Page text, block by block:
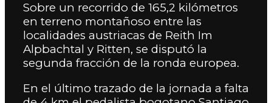
Sobre un recorrido de 165,2 kilómetros
en terreno montañoso entre las
localidades austriacas de Reith Im
Alpbachtal y Ritten, se disputó la
segunda fracción de la ronda europea.
En el último trazado de la jornada a falta